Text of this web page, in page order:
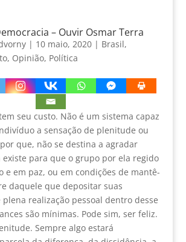
– Ouvir Osmar Terra
| 10 maio, 2020| Brasil,
, Opinião, Política
seu custo. Não é um sistema capaz
a sensação de plenitude ou
que, não se destina a agradar
existe para que o grupo por ela regido
e em paz, ou em condições de mantê-
daquele que depositar suas
plena realização pessoal dentro desse
são mínimas. Pode sim, ser feliz.
Sempre algo estará